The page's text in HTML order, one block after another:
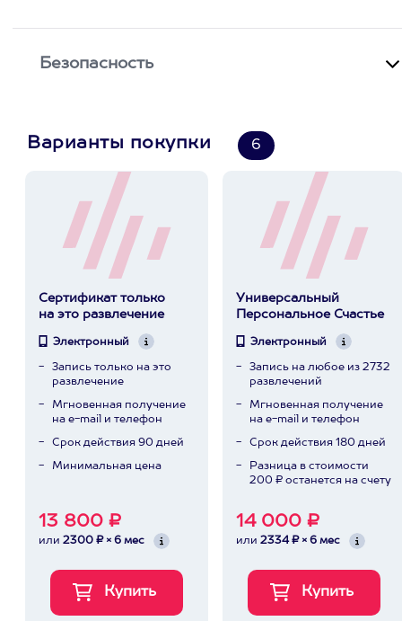
Безопасность
Варианты покупки 6
Сертификат только
на это развлечение
Электронный
Запись только на это
развлечение
Мгновенная получение
на e-mail и телефон
Срок действия 90 дней
Минимальная цена
13 800 ₽
или 2300 ₽ × 6 мес
Универсальный
Персональное Счастье
Электронный
Запись на любое из 2732
развлечений
Мгновенная получение
на e-mail и телефон
Срок действия 180 дней
Разница в стоимости
200 ₽ останется на счету
14 000 ₽
или 2334 ₽ × 6 мес